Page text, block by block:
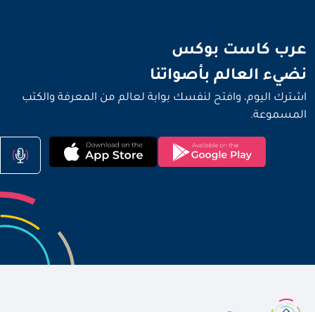
عرب كاست بوكس
نضيء العالم بأصواتنا
اشترك اليوم، وافتح لنفسك بوابة لعالم من المعرفة والكتب
المسموعة.